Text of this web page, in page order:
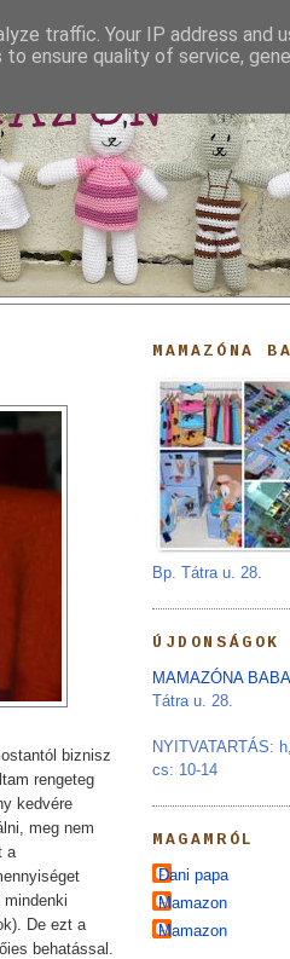
biznisz
rengeteg
kedvére
meg nem
a
mindenki
De ezt a
behatással.
MAMAZÓNA
Bp. Tátra u. 28.
ÚJDONSÁGOK
MAMAZÓNA
Tátra u. 28.
NYITVATARTÁS:
cs: 10-14
MAGAMRÓL
Dani papa
Mamazon
Mamazon
traffic. Your IP address and
ensure quality of service,